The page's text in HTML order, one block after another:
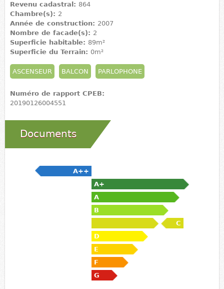
Revenu cadastral: 864
Chambre(s): 2
Année de construction: 2007
Nombre de facade(s): 2
Superficie habitable: 89m²
Superficie du Terrain: 0m²
ASCENSEUR BALCON PARLOPHONE
Numéro de rapport CPEB:
20190126004551
Documents
A++
A+
A
B
C
D
E
F
G